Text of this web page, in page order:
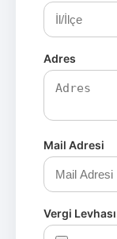
Adres
Mail Adresi
Vergi Levhası